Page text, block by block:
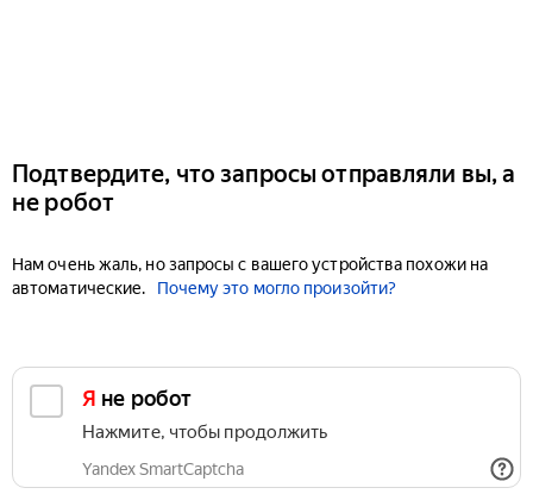
Подтвердите, что запросы отправляли вы, а
не робот
Нам очень жаль, но запросы с вашего устройства похожи на
автоматические.
Почему это могло произойти?
Я не робот
Нажмите, чтобы продолжить
Yandex SmartCaptcha